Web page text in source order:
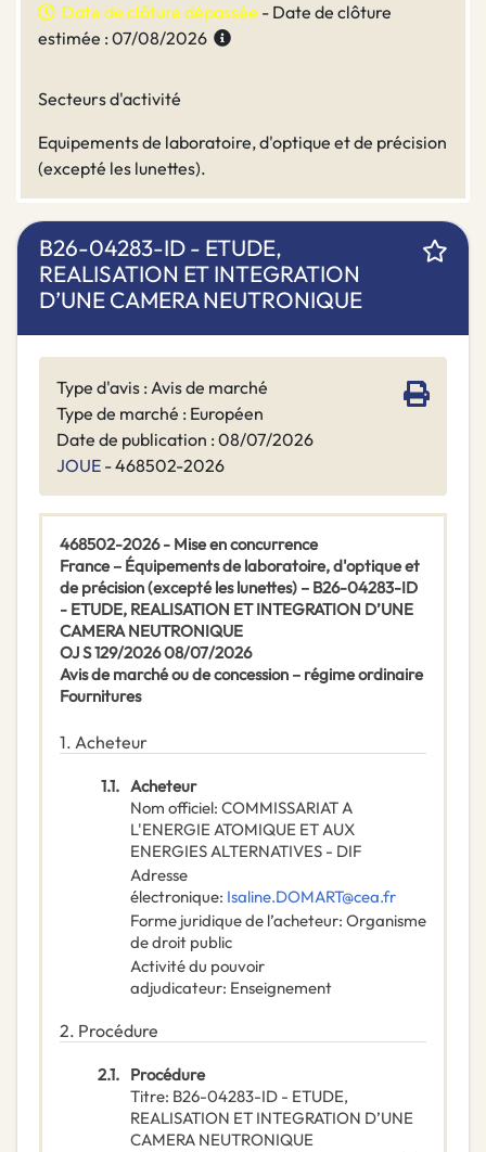
Date de clôture dépassée - Date de clôture
estimée : 07/08/2026
Secteurs d'activité
Equipements de laboratoire, d'optique et de précision
(excepté les lunettes).
B26-04283-ID - ETUDE,
REALISATION ET INTEGRATION
D’UNE CAMERA NEUTRONIQUE
Type d'avis : Avis de marché
Type de marché : Européen
Date de publication : 08/07/2026
JOUE - 468502-2026
468502-2026 - Mise en concurrence
France – Équipements de laboratoire, d'optique et
de précision (excepté les lunettes) – B26-04283-ID
- ETUDE, REALISATION ET INTEGRATION D’UNE
CAMERA NEUTRONIQUE
OJ S 129/2026 08/07/2026
Avis de marché ou de concession – régime ordinaire
Fournitures
1. Acheteur
1.1. Acheteur
Nom officiel: COMMISSARIAT A
L'ENERGIE ATOMIQUE ET AUX
ENERGIES ALTERNATIVES - DIF
Adresse
électronique: Isaline.DOMART@cea.fr
Forme juridique de l’acheteur: Organisme
de droit public
Activité du pouvoir
adjudicateur: Enseignement
2. Procédure
2.1. Procédure
Titre: B26-04283-ID - ETUDE,
REALISATION ET INTEGRATION D’UNE
CAMERA NEUTRONIQUE